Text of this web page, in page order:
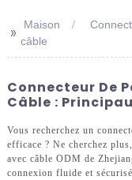
>> Maison
câble
Connecteur De
Câble :
Vous recherchez un
efficace ? Ne cherchez
avec câble ODM de
connexion fluide et